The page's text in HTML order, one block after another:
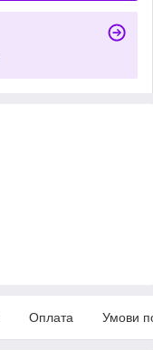
Оплата Умови